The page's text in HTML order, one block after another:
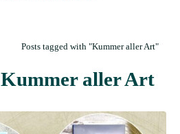
Posts tagged with "Kummer aller Art"
Kummer aller Art